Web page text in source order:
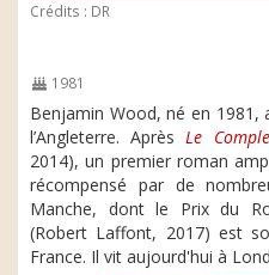
Crédits : DR
1981
Benjamin Wood, né en 1981,
l’Angleterre. AprèsLe
2014), un premier roman
récompensé par de
Manche, dont le Prix du
(Robert Laffont, 2017) est
France. Il vit aujourd'hui à